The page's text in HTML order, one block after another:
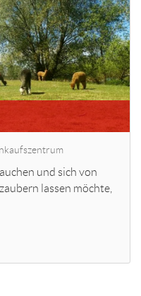
und sich von
lassen möchte,